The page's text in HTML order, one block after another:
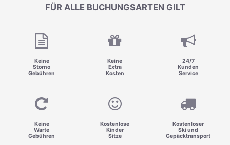
FÜR ALLE BUCHUNGSARTEN GILT
Keine
Storno
Gebühren
Keine
Extra
Kosten
24/7
Kunden
Service
Keine
Warte
Gebühren
Kostenlose
Kinder
Sitze
Kostenloser
Ski und
Gepäcktransport